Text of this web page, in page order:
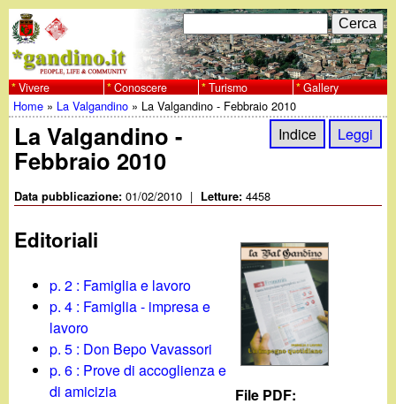
al
contenuto
principale
w
w
w
.
F
o
r
i
i
c
e
r
C
e
r
c
a
Vivere Conoscere Turismo Gallery
Tu
sei
qui
Home » La Valgandino » La Valgandino - Febbraio 2010
Indice Leggi
La Valgandino -
Febbraio 2010
Data pubblicazione:01/02/2010 | Letture:4458
File PDF:
Editoriali
p. 2 : Famiglia e lavoro
p. 4 : Famiglia - impresa e
lavoro
p. 5 : Don Bepo Vavassori
p. 6 : Prove di accoglienza e
di amicizia